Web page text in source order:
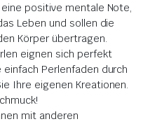
positive mentale Note,
Leben und sollen die
Körper übertragen.
eignen sich perfekt
einfach Perlenfaden durch
Ihre eigenen Kreationen.
mit anderen